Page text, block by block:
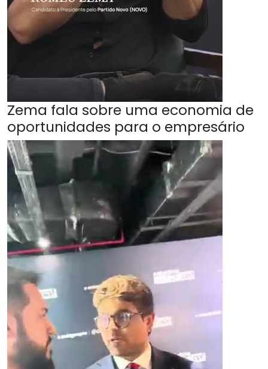
Zema fala sobre uma economia de
oportunidades para o empresário